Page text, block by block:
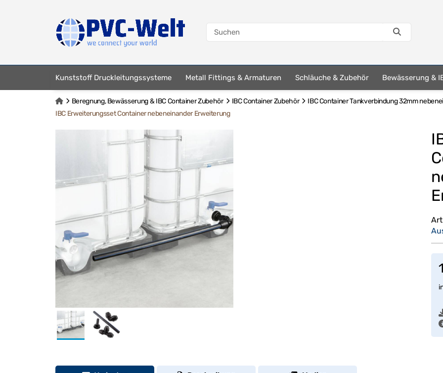
Kunststoff Druckleitungssysteme Metall Fittings & Armaturen Schläuche & Zubehör Bewässerung &
Beregnung, Bewässerung & IBC Container Zubehör IBC Container Zubehör
IBC Container Tankverbindung 32mm
IBC Erweiterungsset Container nebeneinander Erweiterung